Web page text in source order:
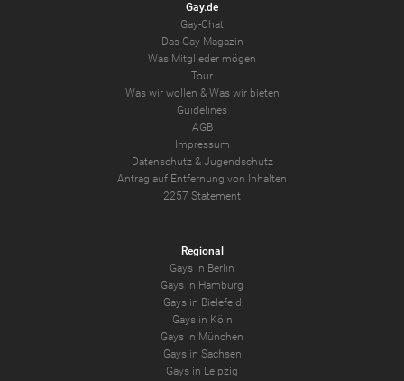
Sie sind Berufstätig, verheiratet und verkleiden sich nur Privat
Gay.de
Gay-Chat
Das Gay Magazin
Was Mitglieder mögen
Tour
Was wir wollen & Was wir bieten
Guidelines
AGB
Impressum
Datenschutz& Jugendschutz
Antrag auf Entfernung von Inhalten
2257 Statement
Regional
Gays in Berlin
Gays in Hamburg
Gays in Bielefeld
Gays in Köln
Gays in München
Gays in Sachsen
Gays in Leipzig